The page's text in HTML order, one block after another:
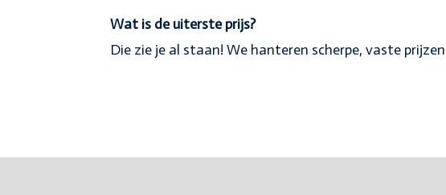
Wat is de uiterste prijs?
Die zie je al staan! We hanteren scherpe, vaste